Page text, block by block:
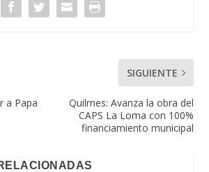
a Papa
SIGUIENTE
Quilmes: Avanza la obra del
CAPS La Loma con 100%
financiamiento municipal